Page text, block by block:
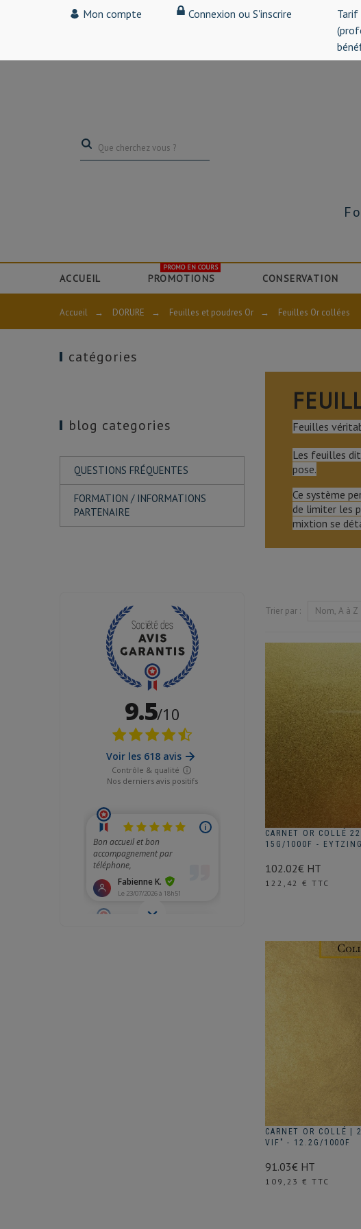
Mon compte Connexion ou S'inscrire
Tarif
ACCUEIL PROMOTIONS
PROMO EN COURS
CONSERVATION
Accueil → DORURE → Feuilles et poudres Or → Feuilles Or collées
catégories
blog categories
QUESTIONS FRÉQUENTES
FORMATION / INFORMATIONS
PARTENAIRE
Feuilles
Les feuilles
pose.
Ce système
de limiter les
mixtion se
Trier par : Nom, A à Z
CARNET OR COLLÉ
15G/1000F -
102.02€ HT
Prix
122,42 € TTC
CARNET OR COLLÉ |
VIF" - 12.2G/1000F
91.03€ HT
Prix
109,23 € TTC